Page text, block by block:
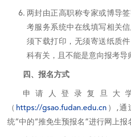
两封由正高职称专家或博导
考服务系统中在线填写相关
须下载打印，无须寄送纸质
科有关，且不能是意向报考导
四、报名方式
申请人登录复旦大
（ https://gsao.fudan.edu.cn ）,通
统”中的“推免生预报名”进行网上报